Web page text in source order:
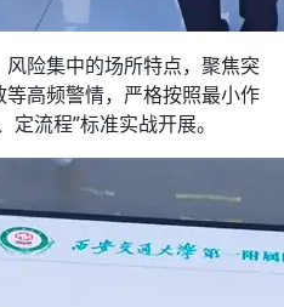
险集中的场所特点，聚焦突
高频警情，严格按照最小作
流程”标准实战开展。